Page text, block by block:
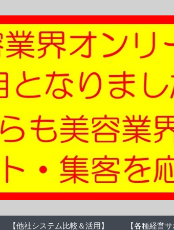
【他社システム比較＆活用】 【各種経営